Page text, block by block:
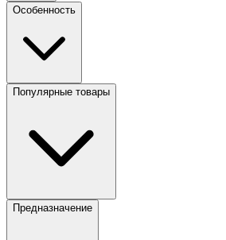
Особенность
Популярные товары
Предназначение